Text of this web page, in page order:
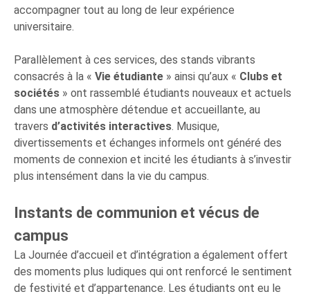
accompagner tout au long de leur expérience
universitaire.
Parallèlement à ces services, des stands vibrants
consacrés à la « Vie étudiante » ainsi qu’aux « Clubs et
sociétés » ont rassemblé étudiants nouveaux et actuels
dans une atmosphère détendue et accueillante, au
travers d’activités interactives. Musique,
divertissements et échanges informels ont généré des
moments de connexion et incité les étudiants à s’investir
plus intensément dans la vie du campus.
Instants de communion et vécus de
campus
La Journée d’accueil et d’intégration a également offert
des moments plus ludiques qui ont renforcé le sentiment
de festivité et d’appartenance. Les étudiants ont eu le